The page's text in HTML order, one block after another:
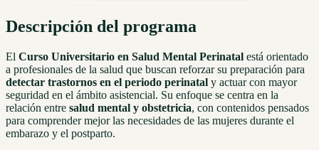
Descripción del programa
El Curso Universitario en Salud Mental Perinatal está orientado
a profesionales de la salud que buscan reforzar su preparación para
detectar trastornos en el periodo perinatal y actuar con mayor
seguridad en el ámbito asistencial. Su enfoque se centra en la
relación entre salud mental y obstetricia, con contenidos pensados
para comprender mejor las necesidades de las mujeres durante el
embarazo y el postparto.